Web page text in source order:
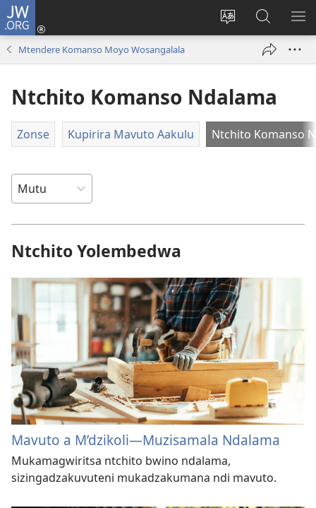
JW.ORG
Sinthani
chinenero
Lowani
(imatsegulaFufuzani
pa
JW.ORG
Mtendere Komanso Moyo Wosangalala
Ntchito Komanso Ndalama
Zonse Kupirira Mavuto Aakulu Ntchito Komanso
Ntchito Yolembedwa
Mavuto a M’dzikoli​—Muzisamala Ndalama
Mukamagwiritsa ntchito bwino ndalama,
sizingadzakuvuteni mukadzakumana ndi mavuto.